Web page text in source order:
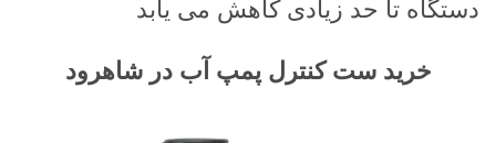
دستگاه تا حد زیادی کاهش می یابد
خرید ست کنترل پمپ آب در شاهرود